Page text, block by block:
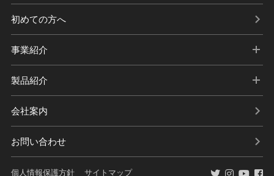
初めての方へ
事業紹介
製品紹介
会社案内
お問い合わせ
個人情報保護方針 サイトマップ